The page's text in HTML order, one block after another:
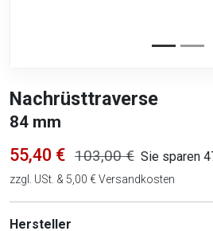
Nachrüsttraverse
84 mm
55,40 € 103,00 € Sie sparen
zzgl. USt. & 5,00 € Versandkosten
Hersteller